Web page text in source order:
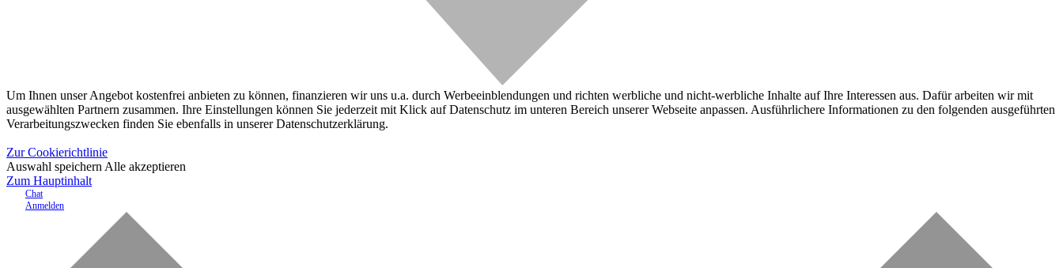
Um Ihnen unser Angebot kostenfrei anbieten zu können, finanzieren wir uns u.a. durch Werbeeinblendungen und richten werbliche und nicht-werbliche Inhalte auf Ihre Interessen aus. Dafür arbeiten wir mit
ausgewählten Partnern zusammen. Ihre Einstellungen können Sie jederzeit mit Klick auf Datenschutz im unteren Bereich unserer Webseite anpassen. Ausführlichere Informationen zu den folgenden ausgeführten
Verarbeitungszwecken finden Sie ebenfalls in unserer Datenschutzerklärung.
Zur Cookierichtlinie
Auswahl speichern Alle akzeptieren
Zum Hauptinhalt
Chat
Anmelden